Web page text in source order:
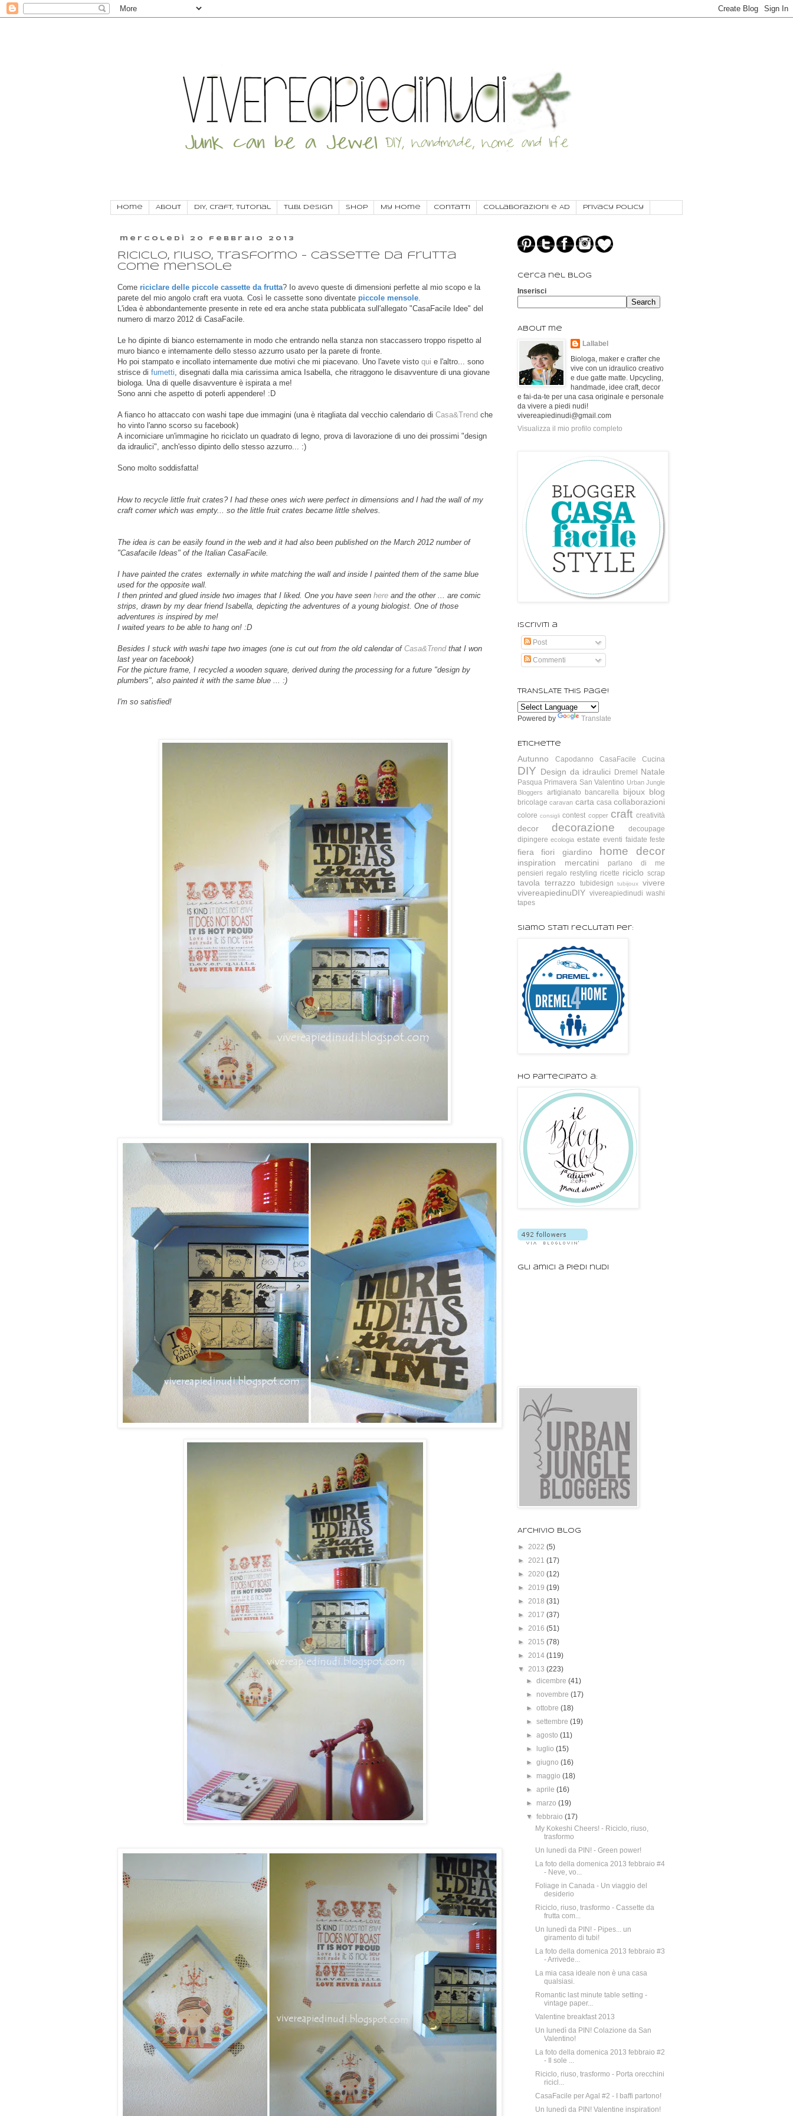
Home About DIY, craft, tutorial Tu.Bi. Design SHOP My Home Contatti Collaborazioni e AD Privacy Policy
mercoledì 20 febbraio 2013
Riciclo, riuso, trasformo - Cassette da frutta
come mensole
Come riciclare delle piccole cassette da frutta? Io avevo queste di dimensioni perfette al mio scopo e la
parete del mio angolo craft era vuota. Così le cassette sono diventate piccole mensole
L'idea è abbondantemente presente in rete ed era anche stata pubblicata sull'allegato "CasaFacile Idee" del
numero di marzo 2012 di CasaFacile.
Le ho dipinte di bianco esternamente in modo che entrando nella stanza non staccassero troppo rispetto al
muro bianco e internamente dello stesso azzurro usato per la parete di fronte.
Ho poi stampato e incollato internamente due motivi che mi piacevano. Uno l'avete visto qui e l'altro... sono
strisce di fumetti , disegnati dalla mia carissima amica Isabella, che ritraggono le disavventure di una giovane
biologa. Una di quelle disavventure è ispirata a me!
Sono anni che aspetto di poterli appendere! :D
A fianco ho attaccato con washi tape due immagini (una è ritagliata dal vecchio calendario di Casa&Trend che
ho vinto l'anno scorso su facebook)
A incorniciare un'immagine ho riciclato un quadrato di legno, prova di lavorazione di uno dei prossimi "design
da idraulici", anch'esso dipinto dello stesso azzurro... :)
Sono molto soddisfatta!
How to recycle little fruit crates? I had these ones wich were perfect in dimensions and I had the wall of my
craft corner which was empty... so the little fruit crates became little shelves.
The idea is can be easily found in the web and it had also been published on the March 2012 number of
"Casafacile Ideas" of the Italian CasaFacile.
I have painted the crates externally in white matching the wall and inside I painted them of the same blue
used for the opposite wall.
I then printed and glued inside two images that I liked. One you have seen here and the other ... are comic
strips, drawn by my dear friend Isabella, depicting the adventures of a young biologist. One of those
adventures is inspired by me!
I waited years to be able to hang on! :D
Besides I stuck with washi tape two images (one is cut out from the old calendar of Casa&Trend that I won
last year on facebook)
For the picture frame, I recycled a wooden square, derived during the processing for a future "design by
plumbers", also painted it with the same blue ... :)
I'm so satisfied!
Cerca nel blog
Inserisci
About me
Lallabel
Biologa, maker e crafter che
vive con un idraulico creativo
e due gatte matte. Upcycling,
handmade, idee craft, decor
e fai-da-te per una casa originale e personale
da vivere a piedi nudi!
vivereapiedinudi@gmail.com
Visualizza il mio profilo completo
Iscriviti a
Post
Commenti
TRANSLATE this page!
Powered by Translate
Etichette
Autunno Capodanno CasaFacile Cucina
DIY Design da idraulici Dremel Natale
Pasqua Primavera San Valentino Urban Jungle
Bloggers
artigianato bancarella bijoux blog
bricolage caravan carta casa collaborazioni
colore consigli contest copper craft creatività
decor decorazione
decoupage
dipingere ecologia estate eventi faidate feste
fiera fiori giardino home decor
inspiration mercatini
parlano di me
pensieri regalo restyling ricette riciclo scrap
tavola terrazzo tubidesign tubijoux
vivere
vivereapiedinuDIY vivereapiedinudi washi
tapes
Siamo stati reclutati per:
Ho partecipato a:
Gli amici a piedi nudi
Archivio blog
► 2022 (5)
► 2021 (17)
► 2020 (12)
► 2019 (19)
► 2018 (31)
► 2017 (37)
► 2016 (51)
► 2015 (78)
► 2014 (119)
▼ 2013 (223)
►dicembre(41)
► novembre(17)
►ottobre(18)
►settembre(19)
►agosto(11)
►
luglio(15)
►giugno(16)
► maggio(18)
►aprile(16)
► marzo(19)
▼febbraio(17)
My Kokeshi Cheers! - Riciclo, riuso,
trasformo
Un lunedì da PIN! - Green power!
La foto della domenica 2013 febbraio #4
- Neve, vo...
Foliage in Canada - Un viaggio del
desiderio
Riciclo, riuso, trasformo - Cassette da
frutta com...
Un lunedì da PIN! - Pipes... un
giramento di tubi!
La foto della domenica 2013 febbraio #3
- Arrivede...
La mia casa ideale non è una casa
qualsiasi.
Romantic last minute table setting -
vintage paper...
Valentine breakfast 2013
Un lunedì da PIN! Colazione da San
Valentino!
La foto della domenica 2013 febbraio #2
- Il sole ...
Riciclo, riuso, trasformo - Porta orecchini
ricicl...
CasaFacile per Agal #2 - I baffi partono!
Un lunedì da PIN! Valentine inspiration!